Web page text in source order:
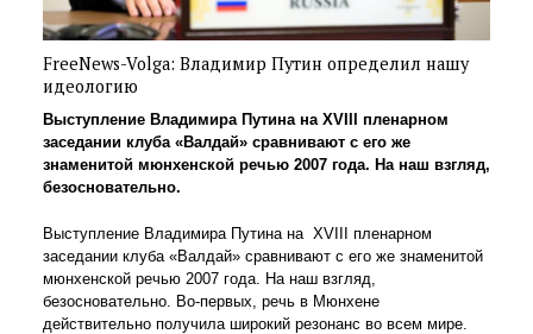
FreeNews-Volga: Владимир Путин определил нашу
идеологию
Выступление Владимира Путина на XVIII пленарном
заседании клуба «Валдай» сравнивают с его же
знаменитой мюнхенской речью 2007 года. На наш взгляд,
безосновательно.
Выступление Владимира Путина на XVIII пленарном
заседании клуба «Валдай» сравнивают с его же знаменитой
мюнхенской речью 2007 года. На наш взгляд,
безосновательно. Во-первых, речь в Мюнхене
действительно получила широкий резонанс во всем мире.